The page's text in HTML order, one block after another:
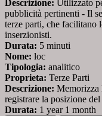
Descrizione: Utilizzato
pubblicità pertinenti - Il
terze parti, che facilitano
inserzionisti.
Durata: 5 minuti
Nome: loc
Tipologia: analitico
Proprieta: Terze Parti
Descrizione: Memorizza
registrare la posizione
Durata: 1 year 1 month